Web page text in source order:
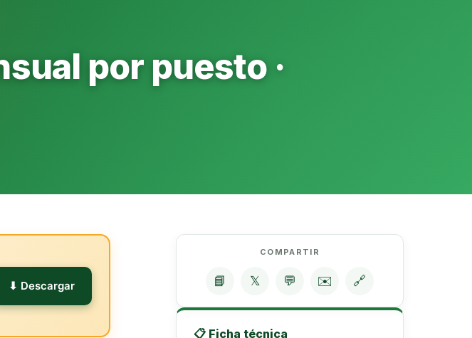
por puesto ·
⬇ Descargar
COMPARTIR
📘 𝕏 💬 ✉️ 🔗
📋 Ficha técnica